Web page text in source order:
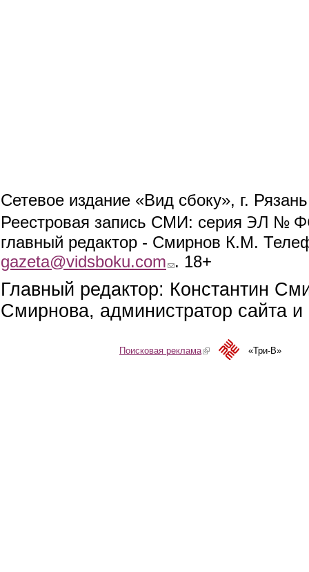
Сетевое издание «Вид сбоку», г.
Реестровая запись СМИ: серия ЭЛ №
главный редактор - Смирнов К.М.
gazeta@vidsboku.com (link sends e-mail)
. 18+
Главный редактор: Константин
Смирнова, администратор сайта
Поисковая реклама(link is external)«Три-В»